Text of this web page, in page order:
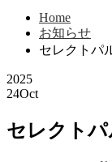
Home
お知らせ
セレクトパ
2025
24Oct
セレクト